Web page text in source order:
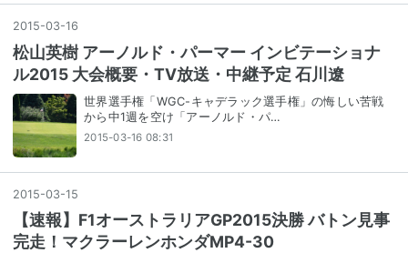
2015-03-16
松山英樹 アーノルド・パーマー インビテーショナ
ル2015 大会概要・TV放送・中継予定 石川遼
世界選手権「WGC-キャデラック選手権」の悔しい苦戦
から中1週を空け「アーノルド・パ…
2015-03-16 08:31
2015-03-15
【速報】F1オーストラリアGP2015決勝 バトン見事
完走！マクラーレンホンダMP4-30